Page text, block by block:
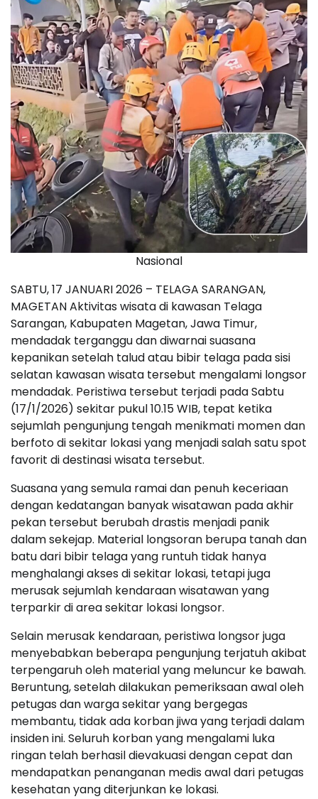
Nasional
SABTU, 17 JANUARI 2026 – TELAGA SARANGAN,
MAGETAN Aktivitas wisata di kawasan Telaga
Sarangan, Kabupaten Magetan, Jawa Timur,
mendadak terganggu dan diwarnai suasana
kepanikan setelah talud atau bibir telaga pada sisi
selatan kawasan wisata tersebut mengalami longsor
mendadak. Peristiwa tersebut terjadi pada Sabtu
(17/1/2026) sekitar pukul 10.15 WIB, tepat ketika
sejumlah pengunjung tengah menikmati momen dan
berfoto di sekitar lokasi yang menjadi salah satu spot
favorit di destinasi wisata tersebut.
Suasana yang semula ramai dan penuh keceriaan
dengan kedatangan banyak wisatawan pada akhir
pekan tersebut berubah drastis menjadi panik
dalam sekejap. Material longsoran berupa tanah dan
batu dari bibir telaga yang runtuh tidak hanya
menghalangi akses di sekitar lokasi, tetapi juga
merusak sejumlah kendaraan wisatawan yang
terparkir di area sekitar lokasi longsor.
Selain merusak kendaraan, peristiwa longsor juga
menyebabkan beberapa pengunjung terjatuh akibat
terpengaruh oleh material yang meluncur ke bawah.
Beruntung, setelah dilakukan pemeriksaan awal oleh
petugas dan warga sekitar yang bergegas
membantu, tidak ada korban jiwa yang terjadi dalam
insiden ini. Seluruh korban yang mengalami luka
ringan telah berhasil dievakuasi dengan cepat dan
mendapatkan penanganan medis awal dari petugas
kesehatan yang diterjunkan ke lokasi.